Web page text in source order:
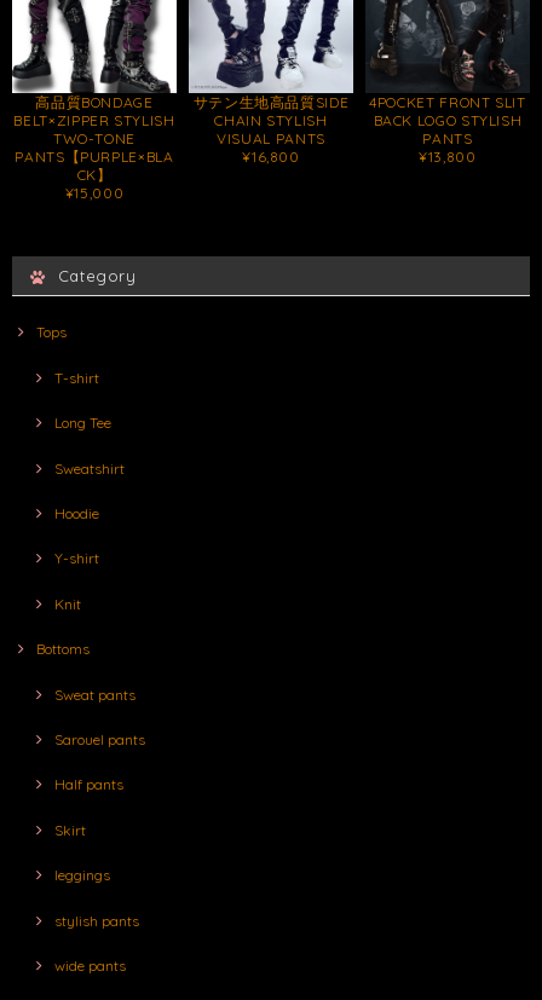
高品質BONDAGE
BELT×ZIPPER STYLISH
TWO-TONE
PANTS【PURPLE×BLA
CK】
¥15,000
サテン生地高品質SIDE
CHAIN STYLISH
VISUAL PANTS
¥16,800
4POCKET FRONT SLIT
BACK LOGO STYLISH
PANTS
¥13,800
Category
Tops
T-shirt
Long Tee
Sweatshirt
Hoodie
Y-shirt
Knit
Bottoms
Sweat pants
Sarouel pants
Half pants
Skirt
leggings
stylish pants
wide pants